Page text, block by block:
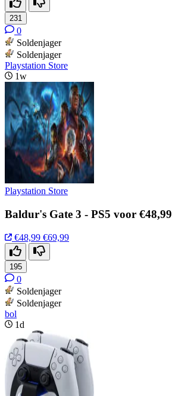
231
0
Soldenjager
Soldenjager
Playstation Store
1w
Playstation Store
Baldur's Gate 3 - PS5 voor €48,99
€48,99 €69,99
195
0
Soldenjager
Soldenjager
bol
1d